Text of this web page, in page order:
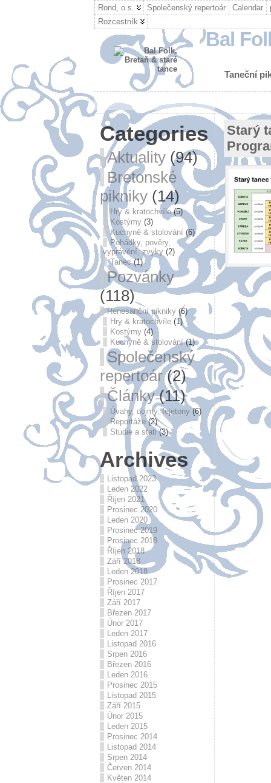
Rond, o.s. Společenský repertoár Calendar
Rozcestník
Bal
Taneční
Categories
Aktuality(94)
Bretonské
pikniky(14)
Hry & kratochvíle(5)
Kostýmy(3)
Kuchyně & stolování(6)
Pohádky, pověry,
vyprávění, zvyky(2)
Tanec(1)
Pozvánky
(118)
Renesanční pikniky(6)
Hry & kratochvíle(1)
Kostýmy(4)
Kuchyně & stolování(1)
Společenský
repertoár(2)
Články(11)
Úvahy, dojmy, fejetony (6)
Reportáže(2)
Studie a stati(3)
Archives
Listopad 2023
Leden 2022
Říjen 2021
Prosinec 2020
Leden 2020
Prosinec 2019
Prosinec 2018
Říjen 2018
Září 2018
Leden 2018
Prosinec 2017
Říjen 2017
Září 2017
Březen 2017
Únor 2017
Leden 2017
Listopad 2016
Srpen 2016
Březen 2016
Leden 2016
Prosinec 2015
Listopad 2015
Září 2015
Únor 2015
Leden 2015
Prosinec 2014
Listopad 2014
Srpen 2014
Červen 2014
Květen 2014
Starý